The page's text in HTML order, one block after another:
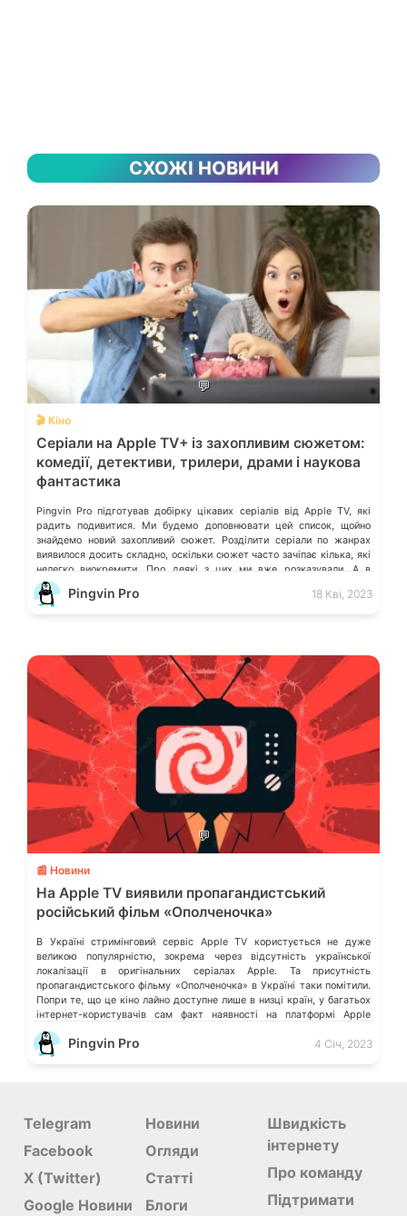
СХОЖІ НОВИНИ
💬
🎬 Кіно
Серіали на Apple TV+ із захопливим сюжетом:
комедії, детективи, трилери, драми і наукова
фантастика
Pingvin Pro підготував добірку цікавих серіалів від Apple TV, які
радить подивитися. Ми будемо доповнювати цей список, щойно
знайдемо новий захопливий сюжет. Розділити серіали по жанрах
виявилося досить складно, оскільки сюжет часто зачіпає кілька, які
нелегко виокремити. Про деякі з цих ми вже розказували. А в
коментарях можете порадити ті серіали, які вразили Вас, і […]
Pingvin Pro 18 Кві, 2023
💬
📰 Новини
На Apple TV виявили пропагандистський
російський фільм «Ополченочка»
В Україні стримінговий сервіс Apple TV користується не дуже
великою популярністю, зокрема через відсутність української
локалізації в оригінальних серіалах Apple. Та присутність
пропагандистського фільму «Ополченочка» в Україні таки помітили.
Попри те, що це кіно лайно доступне лише в низці країн, у багатьох
інтернет-користувачів сам факт наявності на платформі Apple
подібного контенту викликає обурення. Деталі розказало видання […]
Pingvin Pro 4 Січ, 2023
Telegram
Facebook
X (Twitter)
Google Новини
Новини
Огляди
Статті
Блоги
Швидкість
інтернету
Про команду
Підтримати